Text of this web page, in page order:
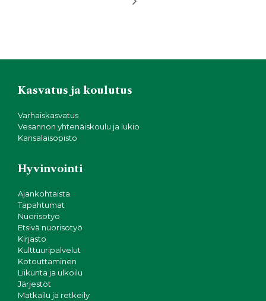
Kasvatus ja koulutus
Varhaiskasvatus
Vesannon yhtenäiskoulu ja lukio
Kansalaisopisto
Hyvinvointi
Ajankohtaista
Tapahtumat
Nuorisotyö
Etsivä nuorisotyö
Kirjasto
Kulttuuripalvelut
Kotouttaminen
Liikunta ja ulkoilu
Järjestöt
Matkailu ja retkeily